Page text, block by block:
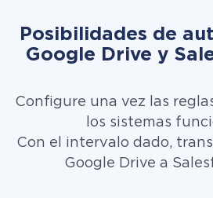
Posibilidades de
Google Drive y
Configure una vez las
los sistemas
Con el intervalo dado,
Google Drive a